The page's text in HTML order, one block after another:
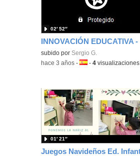
subido por Sergio G.
02′ 52″
-hace 3 años -Idioma:
-4 visualizaciones
01′ 21″